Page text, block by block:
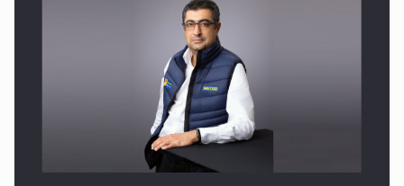
CEO Conference - Shaping The Future - Technology and…